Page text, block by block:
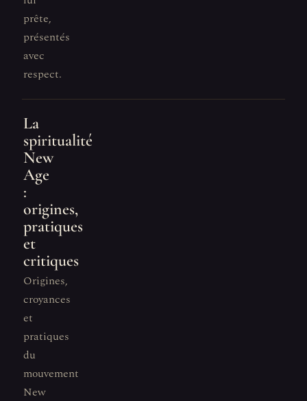
prête,
présentés
avec
respect.
La
spiritualité
New
Age
:
origines,
pratiques
et
critiques
Origines,
croyances
et
pratiques
du
mouvement
New